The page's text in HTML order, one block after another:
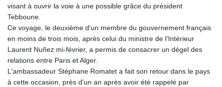
visant à ouvrir la voie à une possible grâce du président
Tebboune.
Ce voyage, le deuxième d'un membre du gouvernement français
en moins de trois mois, après celui du ministre de l'Intérieur
Laurent Nuñez mi-février, a permis de consacrer un dégel des
relations entre Paris et Alger.
L'ambassadeur Stéphane Romatet a fait son retour dans le pays
à cette occasion, près d'un an après avoir été rappelé par